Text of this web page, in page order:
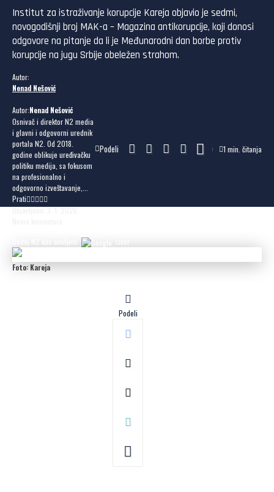
Institut za istraživanje korupcije Kareja objavio je sedmi,
novogodišnji broj MAK-a – Magazina antikorupcije, koji donosi
odgovore na pitanje da li je Međunarodni dan borbe protiv
korupcije na jugu Srbije obeležen strahom.
Autor:
Nenad Nešović
Autor:Nenad Nešović
Osnivač i direktor N2 media
i glavni i odgovorni urednik
portala N2. Od 2018.
godine oblikuje uređivačku
politiku medija, sa fokusom
na profesionalno i
odgovorno izveštavanje,...
Prati
Objavljeno: 3. 1. 2026.
Podeli 1 min. čitanja
Foto: Kareja
Podeli